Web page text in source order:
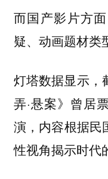
而国产影片方
疑、动画题材类
灯塔数据显示，
弄·悬案》曾居
演，内容根据民
性视角揭示时代